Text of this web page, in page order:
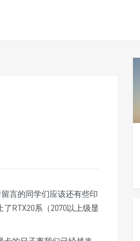
言的同学们应该还有些印
RTX20系（2070以上级显